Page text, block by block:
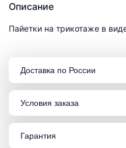
Описание
Пайетки на трикотаже в
Доставка по России
Условия заказа
Гарантия